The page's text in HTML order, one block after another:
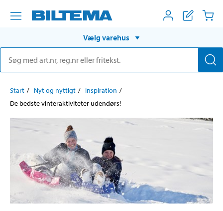
Vælg varehus
Start Nyt og nyttigt
Inspiration
De bedste vinteraktiviteter udendørs!